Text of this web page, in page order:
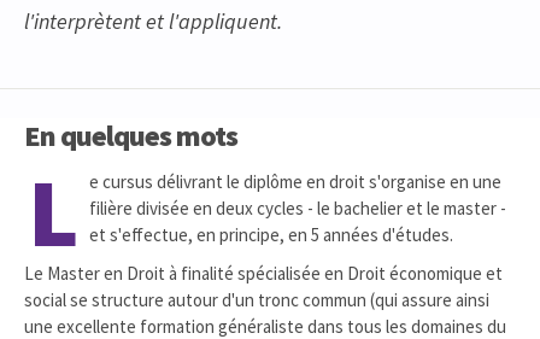
l'interprètent et l'appliquent.
En quelques mots
L e cursus délivrant le diplôme en droit s'organise en une
filière divisée en deux cycles - le bachelier et le master -
et s'effectue, en principe, en 5 années d'études.
Le Master en Droit à finalité spécialisée en Droit économique et
social se structure autour d'un tronc commun (qui assure ainsi
une excellente formation généraliste dans tous les domaines du